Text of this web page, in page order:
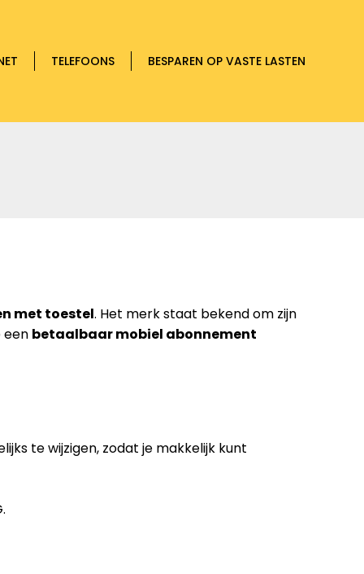
TELEFOONS BESPAREN OP VASTE LASTEN
met toestel. Het merk staat bekend om zijn
een betaalbaar mobiel abonnement
te wijzigen, zodat je makkelijk kunt